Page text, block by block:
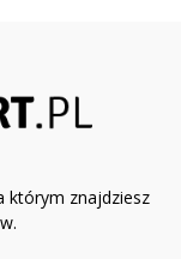
którym znajdziesz